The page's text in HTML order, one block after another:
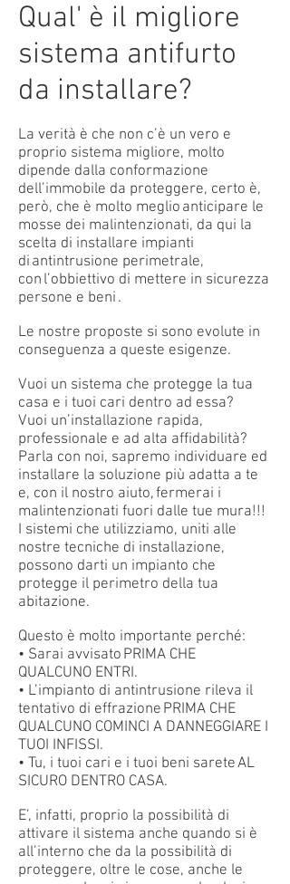
Qual' è il migliore
sistema antifurto
da installare?
La verità è che non c’è un vero e
proprio sistema migliore, molto
dipende dalla conformazione
dell’immobile da proteggere, certo è,
però, che è molto meglio anticipare le
mosse dei malintenzionati, da qui la
scelta di installare impianti
di antintrusione perimetrale,
con l’obbiettivo di mettere in sicurezza
persone e beni .
Le nostre proposte si sono evolute in
conseguenza a queste esigenze.
Vuoi un sistema che protegge la tua
casa e i tuoi cari dentro ad essa?
Vuoi un’installazione rapida,
professionale e ad alta affidabilità?
Parla con noi, sapremo individuare ed
installare la soluzione più adatta a te
e, con il nostro aiuto, fermerai i
malintenzionati fuori dalle tue mura!!!
I sistemi che utilizziamo, uniti alle
nostre tecniche di installazione,
possono darti un impianto che
protegge il perimetro della tua
abitazione.
Questo è molto importante perché:
• Sarai avvisato PRIMA CHE
QUALCUNO ENTRI.
• L’impianto di antintrusione rileva il
tentativo di effrazione PRIMA CHE
QUALCUNO COMINCI A DANNEGGIARE I
TUOI INFISSI.
• Tu, i tuoi cari e i tuoi beni sarete AL
SICURO DENTRO CASA.
E’, infatti, proprio la possibilità di
attivare il sistema anche quando si è
all’interno che da la possibilità di
proteggere, oltre le cose, anche le